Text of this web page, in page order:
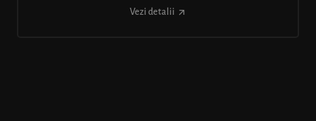
Vezi detalii